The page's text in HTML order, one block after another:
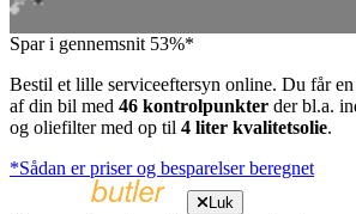
Spar i gennemsnit 53%*
Bestil et lille serviceeftersyn online. Du får
af din bil med 46 kontrolpunkter der bl.a.
og oliefilter med op til 4 liter kvalitetsolie.
*Sådan er priser og besparelser beregnet
Luk